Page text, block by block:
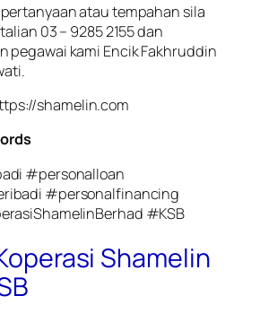
atau tempahan sila
03 – 9285 2155 dan
pegawai kami Encik Fakhruddin
shamelin.com
#personalloan
#personalfinancing
#KSB
Shamelin